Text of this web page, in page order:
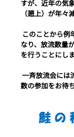
すが、近年の気
（遡上）が年々
なり、放流数量
を行うことにし
一⻫放流会には流域住⺠の皆さんや関係団体の⽅々、多
数の参加をお待